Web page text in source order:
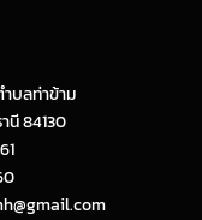
บลท่าข้าม
นี 84130